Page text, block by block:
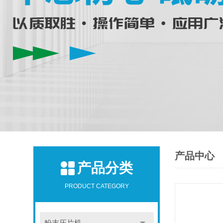
产品分类
PRODUCT CATEGORY
产品中心